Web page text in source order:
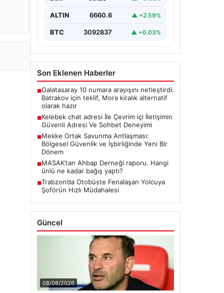
tarzda irtibat kurması kritik bir önem
ALTIN 6660.6 ▲ +2.59%
BTC 3092837 ▲ +0.03%
Son Eklenen Haberler
■Galatasaray 10 numara arayışını netleştirdi:
Batrakov için teklif, Mora kiralık alternatif
olarak hazır
■Kelebek chat adresi İle Çevrim içi İletişimin
Güvenli Adresi Ve Sohbet Deneyimi
■Mekke Ortak Savunma Antlaşması:
Bölgesel Güvenlik ve İşbirliğinde Yeni Bir
Dönem
■MASAK’tan Ahbap Derneği raporu. Hangi
ünlü ne kadar bağış yaptı?
■Trabzon’da Otobüste Fenalaşan Yolcuya
Şoförün Hızlı Müdahalesi
Güncel
08/08/2026